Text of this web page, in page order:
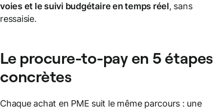
voies et le suivi budgétaire en temps réel, sans
ressaisie.
Le procure-to-pay en 5 étapes
concrètes
Chaque achat en PME suit le même parcours : une